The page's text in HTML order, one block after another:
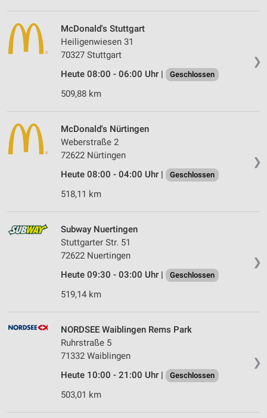
❯
McDonald's Stuttgart
Heiligenwiesen 31
70327 Stuttgart
Heute 08:00 - 06:00 Uhr |
Geschlossen
509,88 km
❯
McDonald's Nürtingen
Weberstraße 2
72622 Nürtingen
Heute 08:00 - 04:00 Uhr |
Geschlossen
518,11 km
❯
Subway Nuertingen
Stuttgarter Str. 51
72622 Nuertingen
Heute 09:30 - 03:00 Uhr |
Geschlossen
519,14 km
❯
NORDSEE Waiblingen Rems Park
Ruhrstraße 5
71332 Waiblingen
Heute 10:00 - 21:00 Uhr |
Geschlossen
503,01 km